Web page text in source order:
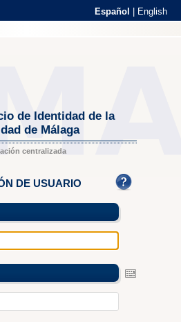
Español English
de Identidad de la
de Málaga
centralizada
DE USUARIO